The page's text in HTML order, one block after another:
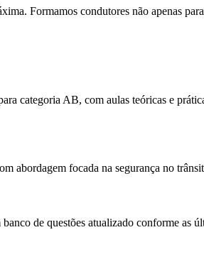
Formamos condutores não apenas
categoria AB, com aulas teóricas e
abordagem focada na segurança no
banco de questões atualizado conforme as